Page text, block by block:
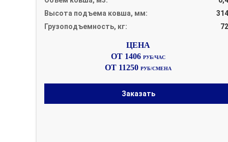
Высота подъема ковша, мм:
Грузоподъемность, кг:
ОТ 1406РУБ/ЧАС
ОТ 11250РУБ/СМЕНА
Заказать